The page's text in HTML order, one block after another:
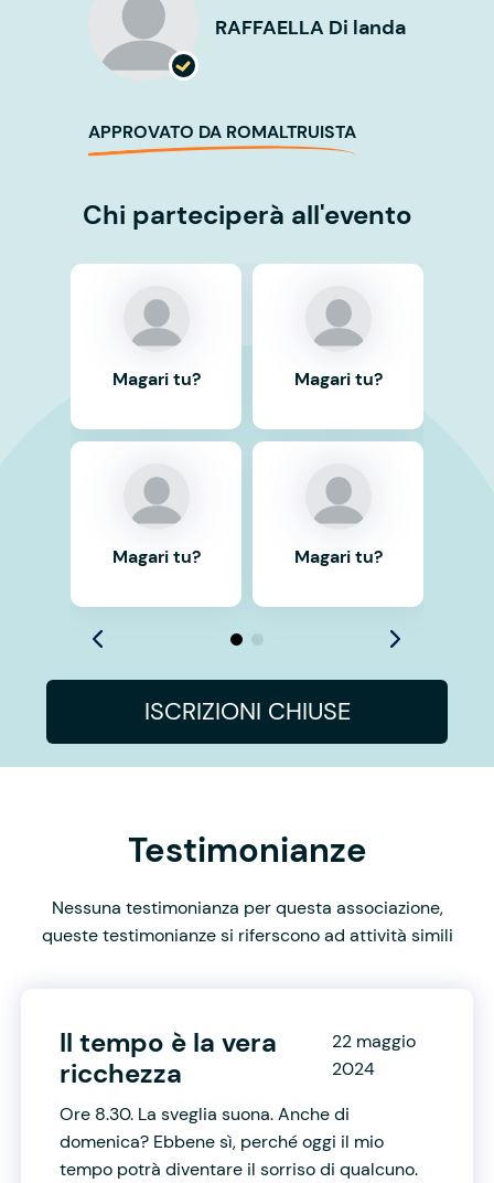
RAFFAELLA Di landa
APPROVATO DA ROMALTRUISTA
Chi parteciperà all'evento
Magari tu?
Magari tu?
Magari tu?
Magari tu?
ISCRIZIONI CHIUSE
Testimonianze
Nessuna testimonianza per questa associazione,
queste testimonianze si riferscono ad attività simili
Il tempo è la vera
ricchezza
22 maggio
2024
Ore 8.30. La sveglia suona. Anche di
domenica? Ebbene sì, perché oggi il mio
tempo potrà diventare il sorriso di qualcuno.